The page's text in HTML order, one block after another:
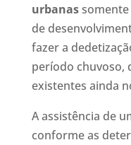
urbanassomente
de
fazer a
período chuvoso,
existentes ainda
A assistência de
conforme as